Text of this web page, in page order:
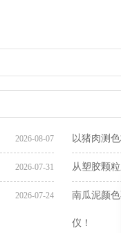
2026-08-07 以猪肉测
2026-07-31 从塑胶颗
2026-07-24 南瓜泥颜
仪！